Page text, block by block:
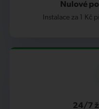
Nulové
Instalace za 1 Kč
24/7